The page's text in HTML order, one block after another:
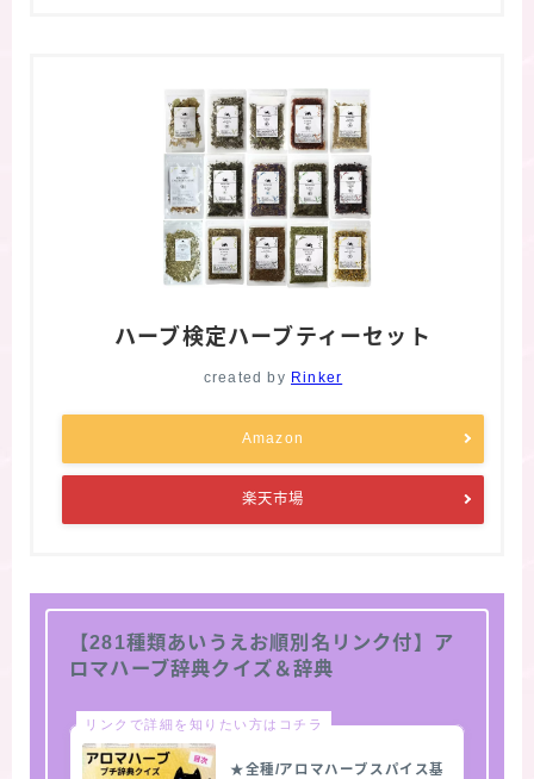
ハーブ検定ハーブティーセット
created by Rinker
Amazon
楽天市場
【281種類あいうえお順別名リンク付】ア
ロマハーブ辞典クイズ＆辞典
リンクで詳細を知りたい方はコチラ
★全種/アロマハーブスパイス基